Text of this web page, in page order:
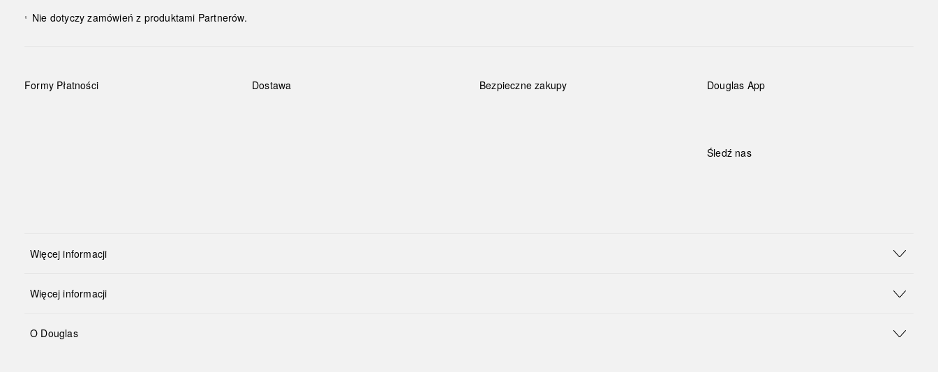
¹ Nie dotyczy zamówień z produktami Partnerów.
Formy Płatności Dostawa Bezpieczne zakupy Douglas App
Śledź nas
Więcej informacji
Więcej informacji
O Douglas